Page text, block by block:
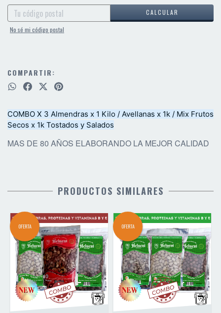
CALCULAR
No sé mi código postal
COMPARTIR:
COMBO X 3 Almendras x 1 Kilo / Avellanas x 1k / Mix Frutos
Secos x 1k Tostados y Salados
MAS DE 80 AÑOS ELABORANDO LA MEJOR CALIDAD
PRODUCTOS SIMILARES
OFERTA OFERTA